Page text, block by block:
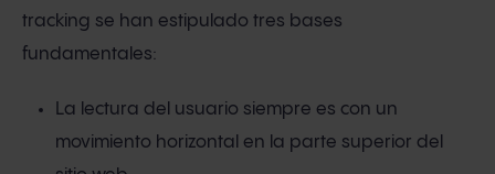
tracking se han estipulado tres bases
fundamentales:
La lectura del usuario siempre es con un
movimiento horizontal en la parte superior del